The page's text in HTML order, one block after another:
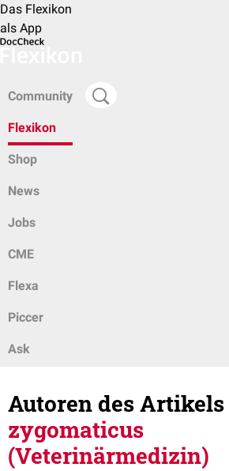
Das Flexikon
als App
Community
Flexikon
Shop
News
Jobs
CME
Flexa
Piccer
Ask
Autoren des Artikels
zygomaticus
(Veterinärmedizin)